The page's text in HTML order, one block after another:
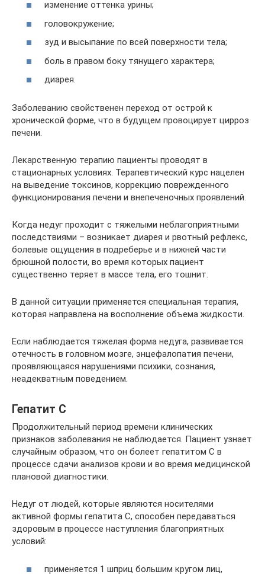
изменение оттенка урины;
головокружение;
зуд и высыпание по всей поверхности тела;
боль в правом боку тянущего характера;
диарея.
Заболеванию свойственен переход от острой к
хронической форме, что в будущем провоцирует цирроз
печени.
Лекарственную терапию пациенты проводят в
стационарных условиях. Терапевтический курс нацелен
на выведение токсинов, коррекцию поврежденного
функционирования печени и внепеченочных проявлений.
Когда недуг проходит с тяжелыми неблагоприятными
последствиями – возникает диарея и рвотный рефлекс,
болевые ощущения в подреберье и в нижней части
брюшной полости, во время которых пациент
существенно теряет в массе тела, его тошнит.
В данной ситуации применяется специальная терапия,
которая направлена на восполнение объема жидкости.
Если наблюдается тяжелая форма недуга, развивается
отечность в головном мозге, энцефалопатия печени,
проявляющаяся нарушениями психики, сознания,
неадекватным поведением.
Гепатит С
Продолжительный период времени клинических
признаков заболевания не наблюдается. Пациент узнает
случайным образом, что он болеет гепатитом С в
процессе сдачи анализов крови и во время медицинской
плановой диагностики.
Недуг от людей, которые являются носителями
активной формы гепатита С, способен передаваться
здоровым в процессе наступления благоприятных
условий:
применяется 1 шприц большим кругом лиц,